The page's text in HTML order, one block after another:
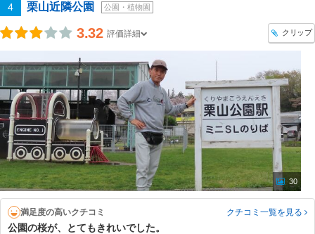
4 栗山近隣公園 公園・植物園
3.32 評価詳細 クリップ
30
満足度の高いクチコミ クチコミ一覧を見る
公園の桜が、とてもきれいでした。